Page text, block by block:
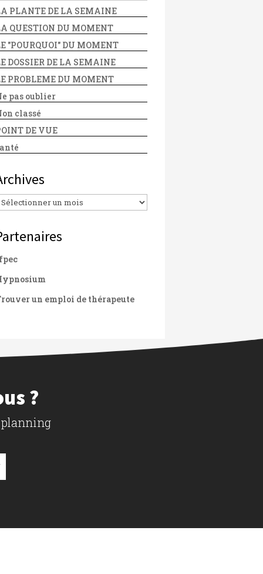
PLANTE DE LA SEMAINE
QUESTION DU MOMENT
"POURQUOI" DU MOMENT
DOSSIER DE LA SEMAINE
PROBLEME DU MOMENT
pas oublier
classé
DE VUE
un emploi de thérapeute
?
planning